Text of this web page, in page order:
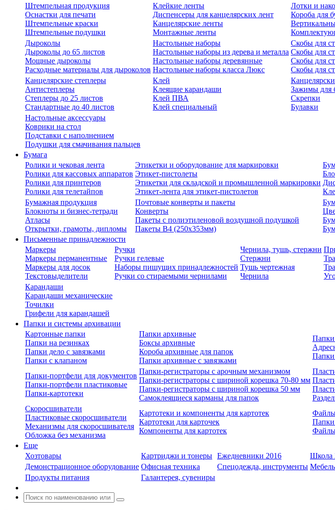
Штемпельная продукция
Оснастки для печати
Штемпельные краски
Штемпельные подушки
Клейкие ленты
Диспенсеры для канцелярских лент
Канцелярские ленты
Монтажные ленты
Лотки и
Короба для
Дыроколы
Дыроколы до 65 листов
Мощные дыроколы
Расходные материалы для дыроколов
Настольные наборы
Настольные наборы из дерева и металла
Настольные наборы деревянные
Настольные наборы класса Люкс
Скобы для
Скобы для
Скобы для
Скобы для
Канцелярские степлеры
Антистеплеры
Степлеры до 25 листов
Стандартные до 40 листов
Клей
Клеящие карандаши
Клей ПВА
Клей специальный
Зажимы для
Скрепки
Булавки
Настольные аксессуары
Коврики на стол
Подставки с наполнением
Подушки для смачивания пальцев
Бумага
Ролики и чековая лента
Ролики для кассовых аппаратов
Ролики для принтеров
Ролики для телетайпов
Этикетки и оборудование для маркировки
Этикет-пистолеты
Этикетки для складской и промышленной маркировки
Этикет-лента для этикет-пистолетов
Бумажная продукция
Блокноты и бизнес-тетради
Атласы
Открытки, грамоты, дипломы
Почтовые конверты и пакеты
Конверты
Пакеты с полиэтиленовой воздушной подушкой
Пакеты В4 (250х353мм)
Письменные принадлежности
Маркеры
Маркеры перманентные
Маркеры для досок
Текстовыделители
Ручки
Ручки гелевые
Наборы пишущих принадлежностей
Ручки со стираемыми чернилами
Чернила, тушь, стержни
Стержни
Тушь чертежная
Чернила
Карандаши
Карандаши механические
Точилки
Грифели для карандашей
Папки и системы архивации
Картонные папки
Папки на резинках
Папки дело с завязками
Папки с клапаном
Папки архивные
Боксы архивные
Короба архивные для папок
Папки архивные с завязками
Папки
Папки-портфели для документов
Папки-портфели пластиковые
Папки-картотеки
Папки-регистраторы с арочным механизмом
Папки-регистраторы с шириной корешка 70-80 мм
Папки-регистраторы с шириной корешка 50 мм
Самоклеящиеся карманы для папок
Скоросшиватели
Пластиковые скоросшиватели
Механизмы для скоросшивателя
Обложка без механизма
Картотеки и компоненты для картотек
Картотеки для карточек
Компоненты для картотек
Папки
Еще
Хозтовары
Картриджи и тонеры Ежедневники 2016
Школа
Демонстрационное оборудование Офисная техника Спецодежда, инструменты
Продукты питания
Галантерея, сувениры